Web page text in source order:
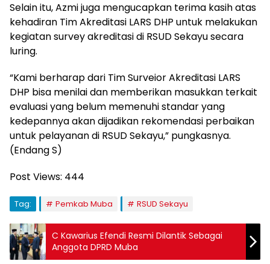
Selain itu, Azmi juga mengucapkan terima kasih atas
kehadiran Tim Akreditasi LARS DHP untuk melakukan
kegiatan survey akreditasi di RSUD Sekayu secara
luring.
“Kami berharap dari Tim Surveior Akreditasi LARS
DHP bisa menilai dan memberikan masukkan terkait
evaluasi yang belum memenuhi standar yang
kedepannya akan dijadikan rekomendasi perbaikan
untuk pelayanan di RSUD Sekayu,” pungkasnya.
(Endang S)
Post Views: 444
Tag: Pemkab Muba RSUD Sekayu
C Kawarius Efendi Resmi Dilantik Sebagai
Anggota DPRD Muba